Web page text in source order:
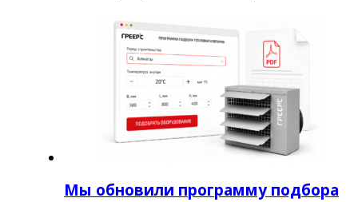
Мы обновили программу подбора